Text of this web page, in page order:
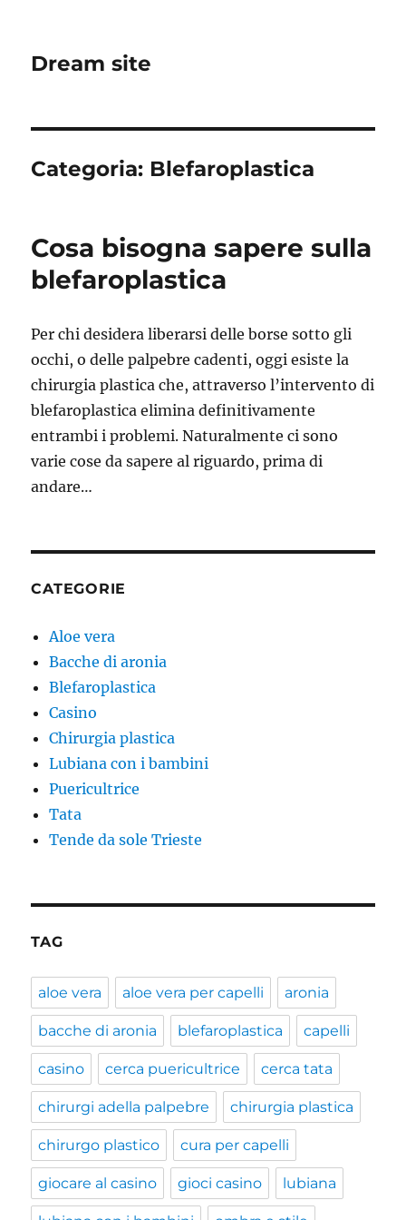
Dream site
Categoria: Blefaroplastica
Cosa bisogna sapere sulla
blefaroplastica
Per chi desidera liberarsi delle borse sotto gli
occhi, o delle palpebre cadenti, oggi esiste la
chirurgia plastica che, attraverso l’intervento di
blefaroplastica elimina definitivamente
entrambi i problemi. Naturalmente ci sono
varie cose da sapere al riguardo, prima di
andare…
CATEGORIE
Aloe vera
Bacche di aronia
Blefaroplastica
Casino
Chirurgia plastica
Lubiana con i bambini
Puericultrice
Tata
Tende da sole Trieste
TAG
aloe vera aloe vera per capelli aronia
bacche di aronia blefaroplastica capelli
casino cerca puericultrice cerca tata
chirurgi adella palpebre chirurgia plastica
chirurgo plastico cura per capelli
giocare al casino gioci casino lubiana